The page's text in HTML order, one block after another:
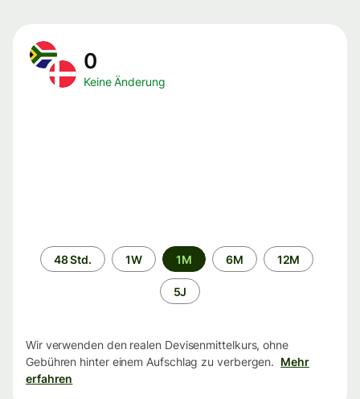
0
Keine Änderung
Zeitraum
48 Std. 1W 1M 6M 12M
5J
Wir verwenden den realen Devisenmittelkurs, ohne
Gebühren hinter einem Aufschlag zu verbergen. Mehr
erfahren